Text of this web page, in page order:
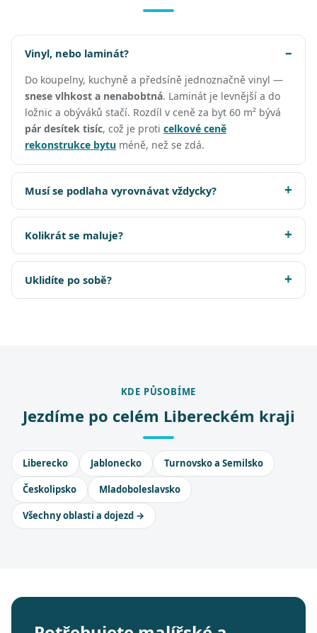
Vinyl, nebo laminát?
Do koupelny, kuchyně a předsíně jednoznačně vinyl —
snese vlhkost a nenabobtná. Laminát je levnější a do
ložnic a obýváků stačí. Rozdíl v ceně za byt 60 m² bývá
pár desítek tisíc, což je proti celkové ceně
rekonstrukce bytu méně, než se zdá.
Musí se podlaha vyrovnávat vždycky?
Kolikrát se maluje?
Uklidíte po sobě?
KDE PŮSOBÍME
Jezdíme po celém Libereckém kraji
Liberecko Jablonecko Turnovsko a Semilsko
Českolipsko Mladoboleslavsko
Všechny oblasti a dojezd →